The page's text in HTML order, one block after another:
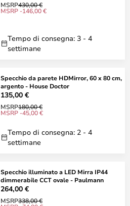
MSRP430,00 €
MSRP -146,00 €
Tempo di consegna: 3 - 4
settimane
Specchio da parete HDMirror, 60 x 80 cm,
argento - House Doctor
135,00 €
MSRP180,00 €
MSRP -45,00 €
Tempo di consegna: 2 - 4
settimane
Specchio illuminato a LED Mirra IP44
dimmerabile CCT ovale - Paulmann
264,00 €
MSRP338,00 €